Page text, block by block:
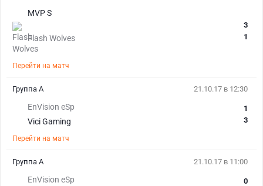
MVP S
Flash Wolves
3
1
Перейти на матч
21.10.17 в 12:30
EnVision eSp
Vici Gaming
1
3
Перейти на матч
Группа A
21.10.17 в 11:00
EnVision eSp
0
Группа A